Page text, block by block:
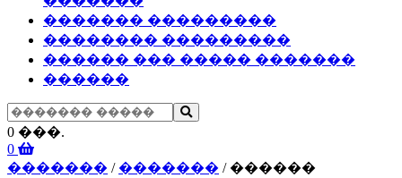
������� ���������
�������� ���������
������ ��� ����� �������
������
0 ���.
0
������� / ������� / ������